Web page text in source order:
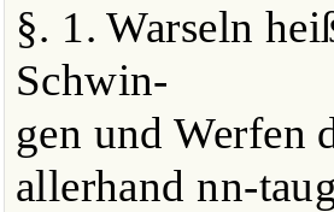
§. 1. Warseln
Schwin-
gen und Werfen
allerhand nn-